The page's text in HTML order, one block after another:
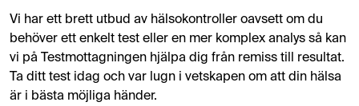
Vi har ett brett utbud av hälsokontroller oavsett om du
behöver ett enkelt test eller en mer komplex analys så kan
vi på Testmottagningen hjälpa dig från remiss till resultat.
Ta ditt test idag och var lugn i vetskapen om att din hälsa
är i bästa möjliga händer.